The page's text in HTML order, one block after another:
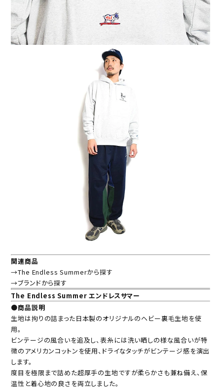
関連商品
→The Endless Summerから探す
→ブランドから探す
The Endless Summer エンドレスサマー
●商品説明
生地は拘りの詰まった日本製のオリジナルのヘビー裏毛生地を使
用。
ビンテージの風合いを追及し、表糸には洗い晒しの様な風合いが特
徴のアメリカンコットンを使用、ドライなタッチがビンテージ感を演出
します。
度目を極限まで詰めた超厚手の生地ですが柔らかさも兼ね備え、保
温性と着心地の良さを両立しました。